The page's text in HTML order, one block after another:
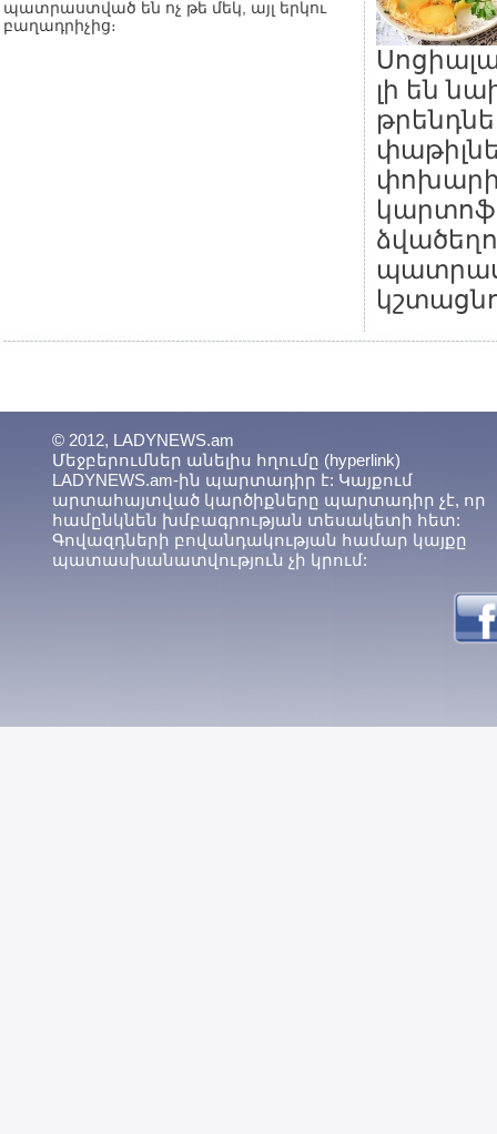
պատրաստված են ոչ թե մեկ, այլ երկու
բաղադրիչից։
լի են
© 2012, LADYNEWS.am
Մեջբերումներ անելիս հղումը (hyperlink)
LADYNEWS.am-ին պարտադիր է: Կայքում
արտահայտված կարծիքները պարտադիր չէ, որ
համընկնեն խմբագրության տեսակետի հետ:
Գովազդների բովանդակության համար կայքը
պատասխանատվություն չի կրում: